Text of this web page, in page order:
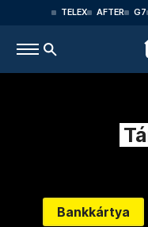
TELEX AFTER G7
Bankkártya